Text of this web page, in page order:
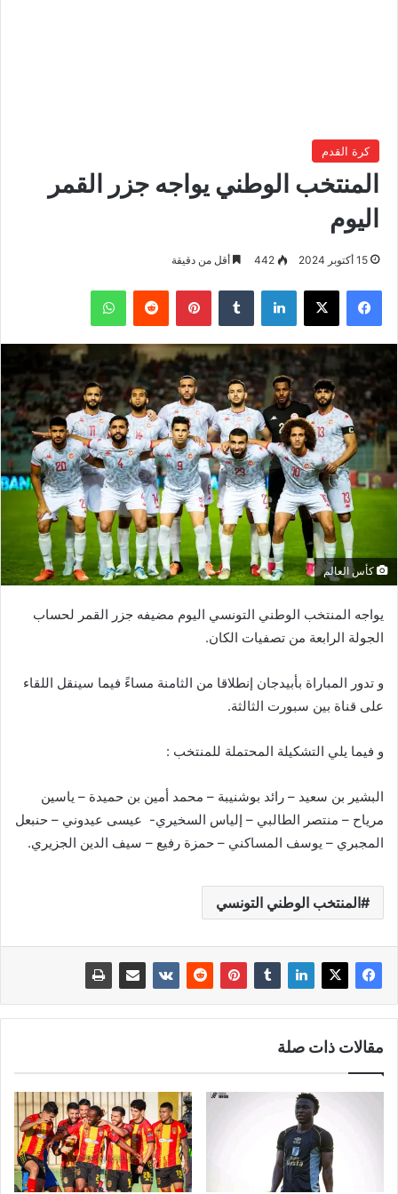
كرة القدم
المنتخب الوطني يواجه جزر القمر
اليوم
15 أكتوبر 2024 442 أقل من دقيقة
فيسبوك ‫X لينكدإن بينتيريست واتساب
كأس العالم
يواجه المنتخب الوطني التونسي اليوم مضيفه جزر القمر لحساب
الجولة الرابعة من تصفيات الكان.
و تدور المباراة بأبيدجان إنطلاقا من الثامنة مساءً فيما سينقل اللقاء
على قناة بين سبورت الثالثة.
و فيما يلي التشكيلة المحتملة للمنتخب :
البشير بن سعيد – رائد بوشنيبة – محمد أمين بن حميدة – ياسين
مرياح – منتصر الطالبي – إلياس السخيري- عيسى عيدوني – حنبعل
المجبري – يوسف المساكني – حمزة رفيع – سيف الدين الجزيري.
المنتخب الوطني التونسي
مقالات ذات صلة